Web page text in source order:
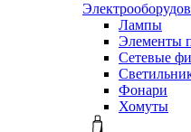
Лампы
Элементы
Сетевые
Фонари
Хомуты